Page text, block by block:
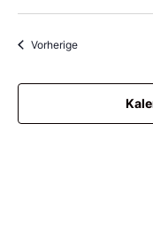
Datum
wählen.
VorherigeVeranstaltungen